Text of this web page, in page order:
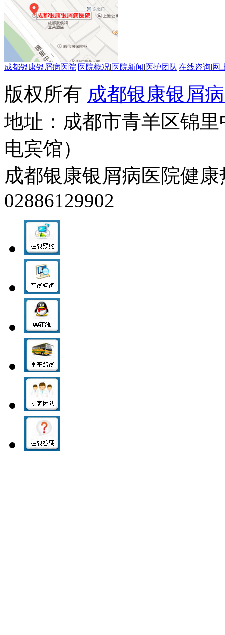
成都银康银屑病医院|医院概况|医院新闻|医护团队|在线咨询|网
版权所有 成都银康银屑
地址：成都市青羊区锦
电宾馆）
成都银康银屑病医院健康
02886129902